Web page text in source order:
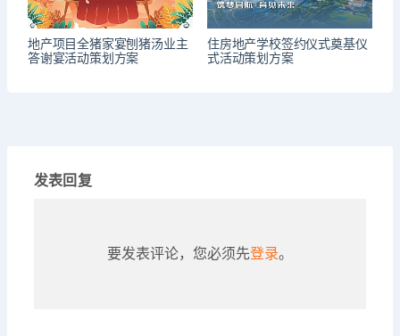
地产项目全猪家宴刨猪汤业主
答谢宴活动策划方案
住房地产学校签约仪式奠基仪
式活动策划方案
发表回复
要发表评论，您必须先登录。